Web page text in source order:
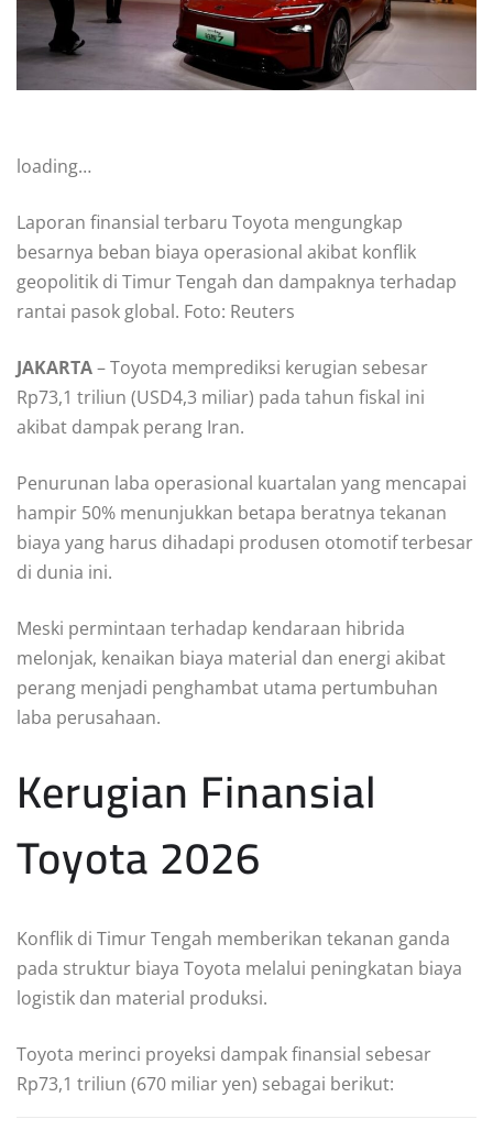
loading…
Laporan finansial terbaru Toyota mengungkap
besarnya beban biaya operasional akibat konflik
geopolitik di Timur Tengah dan dampaknya terhadap
rantai pasok global. Foto: Reuters
JAKARTA– Toyota memprediksi kerugian sebesar
Rp73,1 triliun (USD4,3 miliar) pada tahun fiskal ini
akibat dampak perang Iran.
Penurunan laba operasional kuartalan yang mencapai
hampir 50% menunjukkan betapa beratnya tekanan
biaya yang harus dihadapi produsen otomotif terbesar
di dunia ini.
Meski permintaan terhadap kendaraan hibrida
melonjak, kenaikan biaya material dan energi akibat
perang menjadi penghambat utama pertumbuhan
laba perusahaan.
Kerugian Finansial
Toyota 2026
Konflik di Timur Tengah memberikan tekanan ganda
pada struktur biaya Toyota melalui peningkatan biaya
logistik dan material produksi.
Toyota merinci proyeksi dampak finansial sebesar
Rp73,1 triliun (670 miliar yen) sebagai berikut: